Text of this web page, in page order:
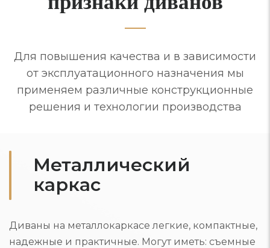
Для повышения качества и в зависимости
от эксплуатационного назначения мы
применяем различные конструкционные
решения и технологии производства
Металлический
каркас
Диваны на металлокаркасе легкие, компактные,
надежные и практичные. Могут иметь: съемные